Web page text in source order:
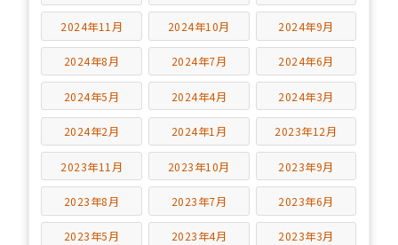
2024年11月 2024年10月 2024年9月
2024年8月 2024年7月 2024年6月
2024年5月 2024年4月 2024年3月
2024年2月 2024年1月 2023年12月
2023年11月 2023年10月 2023年9月
2023年8月 2023年7月 2023年6月
2023年5月 2023年4月 2023年3月